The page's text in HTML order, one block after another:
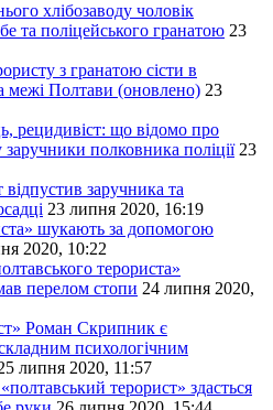
хлібозаводу чоловік
та поліцейського гранатою 23
з гранатою сісти в
межі Полтави (оновлено) 23
рецидивіст: що відомо про
полковника поліції 23
заручника та
23 липня 2020, 16:19
шукають за допомогою
2020, 10:22
терориста»
перелом стопи 24 липня 2020,
Роман Скрипник є
психологічним
липня 2020, 11:57
терорист» здасться